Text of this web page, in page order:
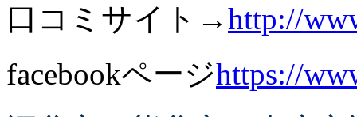
口コミサイト→http://
facebookページhttps://